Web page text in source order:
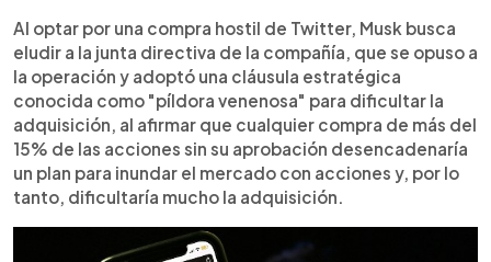
Al optar por una compra hostil de Twitter, Musk busca
eludir a la junta directiva de la compañía, que se opuso a
la operación y adoptó una cláusula estratégica
conocida como "píldora venenosa" para dificultar la
adquisición, al afirmar que cualquier compra de más del
15% de las acciones sin su aprobación desencadenaría
un plan para inundar el mercado con acciones y, por lo
tanto, dificultaría mucho la adquisición.